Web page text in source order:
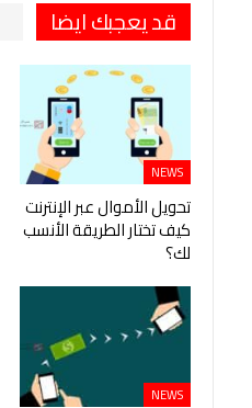
قد يعجبك ايضا
NEWS
تحويل الأموال عبر الإنترنت
كيف تختار الطريقة الأنسب
لك؟
NEWS